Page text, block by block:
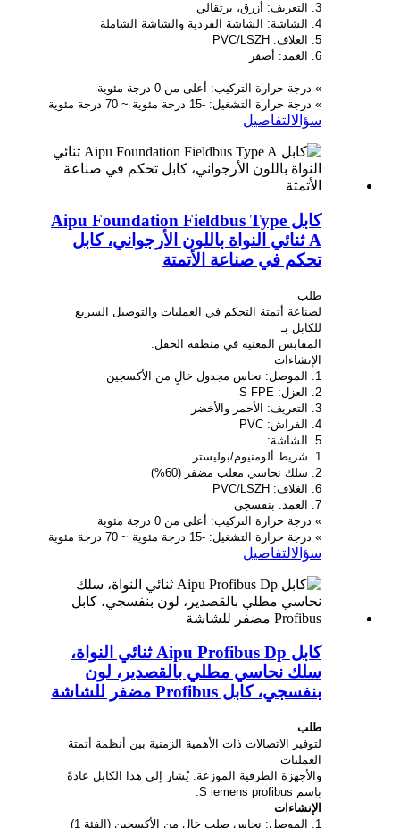
3. التعريف: أزرق، برتقالي
4. الشاشة: الشاشة الفردية والشاشة الشاملة
5. الغلاف: PVC/LSZH
6. الغمد: أصفر
» درجة حرارة التركيب: أعلى من 0 درجة مئوية
» درجة حرارة التشغيل: -15 درجة مئوية ~ 70 درجة مئوية
سؤالالتفاصيل
كابل Aipu Foundation Fieldbus Type
A ثنائي النواة باللون الأرجواني، كابل
تحكم في صناعة الأتمتة
طلب
لصناعة أتمتة التحكم في العمليات والتوصيل السريع
للكابل بـ
المقابس المعنية في منطقة الحقل.
الإنشاءات
1. الموصل: نحاس مجدول خالٍ من الأكسجين
2. العزل: S-FPE
3. التعريف: الأحمر والأخضر
4. الفراش: PVC
5. الشاشة:
1. شريط ألومنيوم/بوليستر
2. سلك نحاسي معلب مضفر (60%)
6. الغلاف: PVC/LSZH
7. الغمد: بنفسجي
» درجة حرارة التركيب: أعلى من 0 درجة مئوية
» درجة حرارة التشغيل: -15 درجة مئوية ~ 70 درجة مئوية
سؤالالتفاصيل
كابل Aipu Profibus Dp ثنائي النواة،
سلك نحاسي مطلي بالقصدير، لون
بنفسجي، كابل Profibus مضفر للشاشة
طلب
لتوفير الاتصالات ذات الأهمية الزمنية بين أنظمة أتمتة
العمليات
والأجهزة الطرفية الموزعة. يُشار إلى هذا الكابل عادةً
باسم S iemens profibus.
الإنشاءات
1. الموصل: نحاس صلب خالٍ من الأكسجين (الفئة 1)